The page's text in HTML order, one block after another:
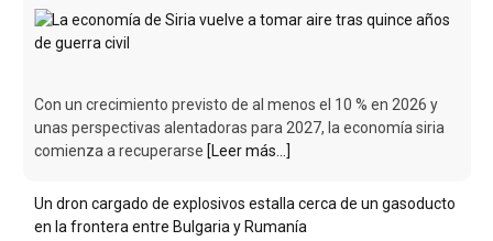
Con un crecimiento previsto de al menos el 10 % en 2026 y
unas perspectivas alentadoras para 2027, la economía siria
comienza a recuperarse [Leer más...]
Un dron cargado de explosivos estalla cerca de un gasoducto
en la frontera entre Bulgaria y Rumanía